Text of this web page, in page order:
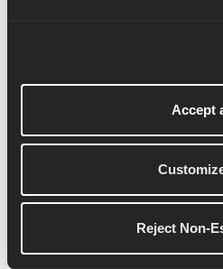
Accept
Reject Non-
Marathontraining
anderen kann es unmöglich
Marathontraining zu finden.
Verstand zu verlieren.